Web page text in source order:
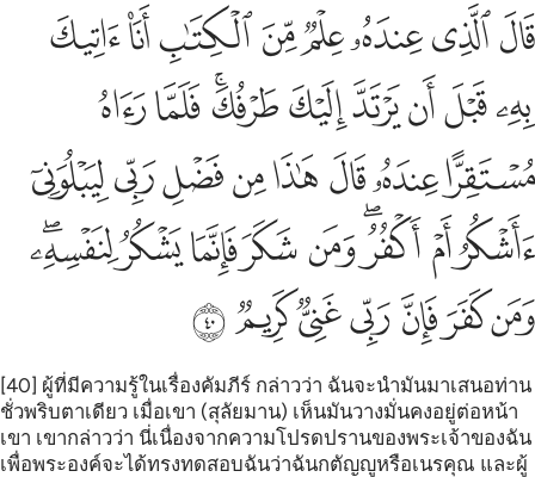
قال الذي عنده علم من الكتاب انا اتيك به قبل ان يرتد اليك طرفك
قَالَ ٱلَّذِى عِندَهُۥ عِلْمٌۭ مِّنَ ٱلْكِتَـٰبِ أَنَا۠ ءَاتِيكَ بِهِۦ قَبْلَ أَن يَرْتَدَّ
ﱾﱿﲀﲁﲂﲃﲄﲅ
ﲆﲇﲈﲉﲊﲋﲌﲍﲎ
ﲏﲐﲑﲒﲓﲔﲕﲖ
ﲗﲘﲙﲚﲛﲜﲝﲞﲟﲠ
ﲡﲢﲣﲤﲥﲦﲧ
[40] ผู้ที่มีความรู้ในเรื่องคัมภีร์ กล่าวว่า ฉันจะนำมันมาเสนอท่าน
ชั่วพริบตาเดียว เมื่อเขา (สุลัยมาน) เห็นมันวางมั่นคงอยู่ต่อหน้า
เขา เขากล่าวว่า นี่เนื่องจากความโปรดปรานของพระเจ้าของฉัน
เพื่อพระองค์จะได้ทรงทดสอบฉันว่าฉันกตัญญูหรือเนรคุณ และผู้